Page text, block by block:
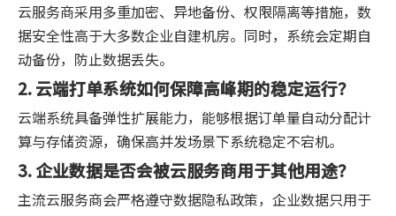
云服务商采用多重加密、异地备份、权限隔离等措施，数
据安全性高于大多数企业自建机房。同时，系统会定期自
动备份，防止数据丢失。
2. 云端打单系统如何保障高峰期的稳定运行？
云端系统具备弹性扩展能力，能够根据订单量自动分配计
算与存储资源，确保高并发场景下系统稳定不宕机。
3. 企业数据是否会被云服务商用于其他用途？
主流云服务商会严格遵守数据隐私政策，企业数据只用于